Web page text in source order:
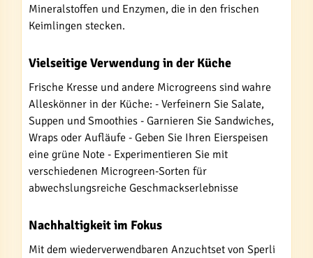
Mineralstoffen und Enzymen, die in den frischen
Keimlingen stecken.
Vielseitige Verwendung in der Küche
Frische Kresse und andere Microgreens sind wahre
Alleskönner in der Küche: - Verfeinern Sie Salate,
Suppen und Smoothies - Garnieren Sie Sandwiches,
Wraps oder Aufläufe - Geben Sie Ihren Eierspeisen
eine grüne Note - Experimentieren Sie mit
verschiedenen Microgreen-Sorten für
abwechslungsreiche Geschmackserlebnisse
Nachhaltigkeit im Fokus
Mit dem wiederverwendbaren Anzuchtset von Sperli